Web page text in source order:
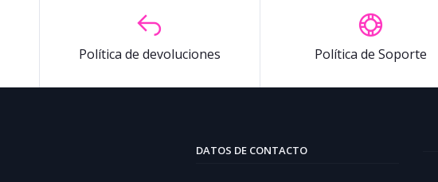
Política de devoluciones Política de Soporte
DATOS DE CONTACTO